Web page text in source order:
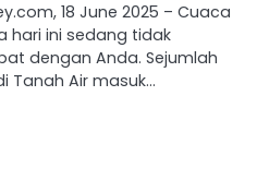
18 June 2025 – Cuaca
hari ini sedang tidak
dengan Anda. Sejumlah
Tanah Air masuk…